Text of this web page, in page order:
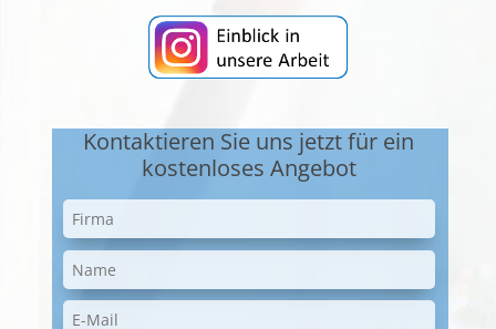
Kontaktieren Sie uns jetzt für ein
kostenloses Angebot